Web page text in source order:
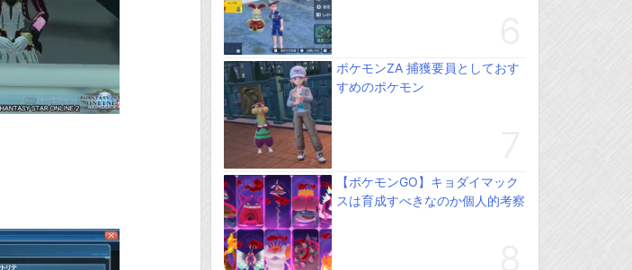
ポケモンZA 捕獲要員としておす
すめのポケモン
【ポケモンGO】キョダイマック
スは育成すべきなのか個人的考察